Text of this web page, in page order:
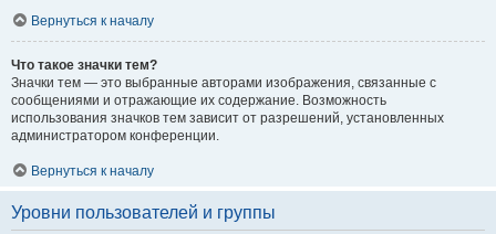
Вернуться к началу
Что такое значки тем?
Значки тем — это выбранные авторами изображения, связанные с
сообщениями и отражающие их содержание. Возможность
использования значков тем зависит от разрешений, установленных
администратором конференции.
Вернуться к началу
Уровни пользователей и группы